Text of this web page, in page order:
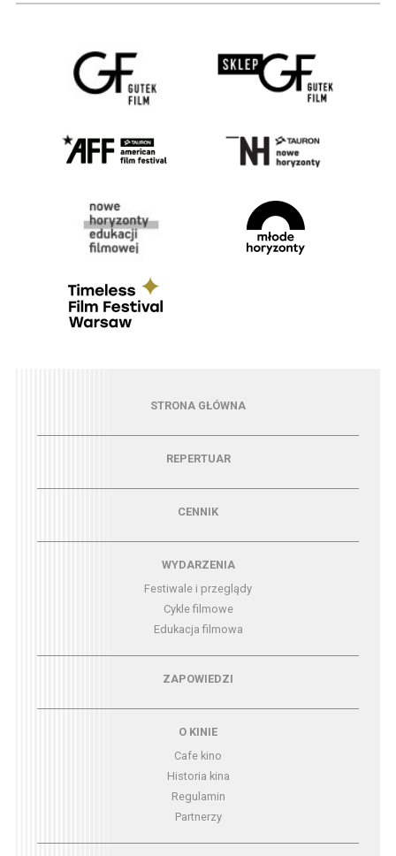
Menu - strona główna
STRONA GŁÓWNA
Menu - repertuarREPERTUAR
CENNIK
Menu - wydarzeniaWYDARZENIA
Festiwale i przeglądy
Cykle filmowe
Edukacja filmowa
Menu - zapowiedziZAPOWIEDZI
O KINIE
Cafe kino
Historia kina
Regulamin
Partnerzy